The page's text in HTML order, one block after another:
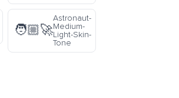
🧑🏼‍🚀
Astronaut-
Medium-
Light-Skin-
Tone